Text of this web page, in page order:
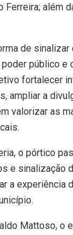
Ferreira; além
de sinalizar
público e
fortalecer
ampliar a
valorizar as
o pórtico
e sinalização
a experiência
Mattoso, o